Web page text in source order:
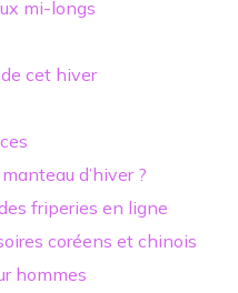
mi-longs
cet hiver
d’hiver ?
friperies en ligne
coréens et chinois
hommes